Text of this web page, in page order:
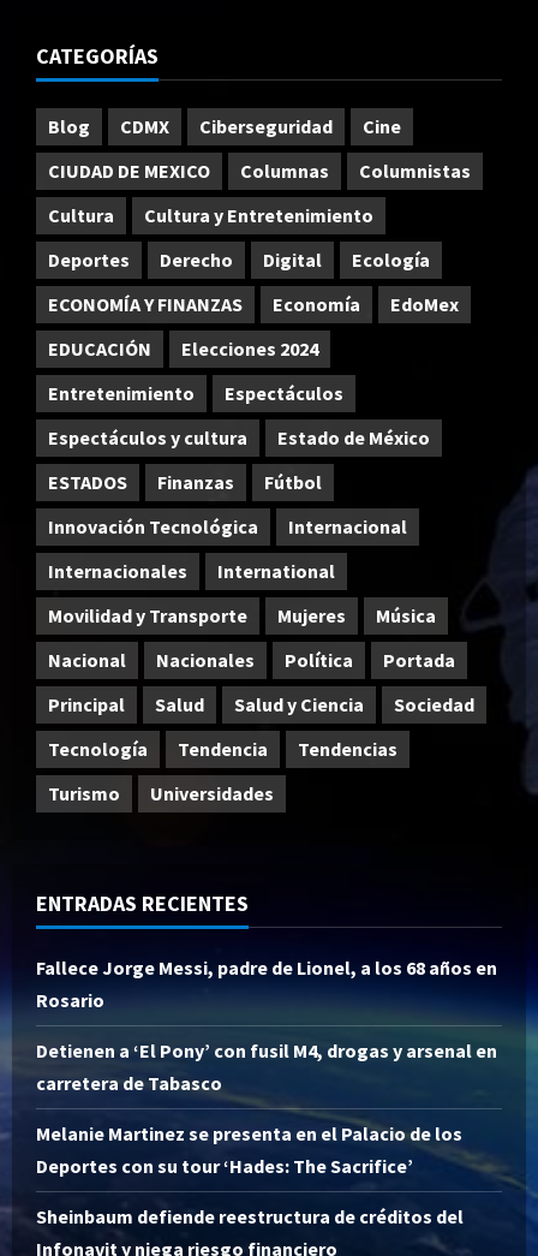
CATEGORÍAS
Blog CDMX Ciberseguridad
Cine
CIUDAD DE MEXICO
Columnas
Columnistas
Cultura
Cultura y Entretenimiento
Deportes
Derecho Digital
Ecología
ECONOMÍA Y FINANZAS
Economía
EdoMex
EDUCACIÓN
Elecciones 2024
Entretenimiento
Espectáculos
Espectáculos y cultura
Estado de México
ESTADOS
Finanzas
Fútbol
Innovación Tecnológica
Internacional
Internacionales
International
Movilidad y Transporte
Mujeres
Música
Nacional
Nacionales Política
Portada
Principal
Salud Salud y Ciencia
Sociedad
Tecnología
Tendencia
Tendencias
Turismo
Universidades
ENTRADAS RECIENTES
Fallece Jorge Messi, padre de Lionel, a los 68 años en
Rosario
Detienen a ‘El Pony’ con fusil M4, drogas y arsenal en
carretera de Tabasco
Melanie Martinez se presenta en el Palacio de los
Deportes con su tour ‘Hades: The Sacrifice’
Sheinbaum defiende reestructura de créditos del
Infonavit y niega riesgo financiero